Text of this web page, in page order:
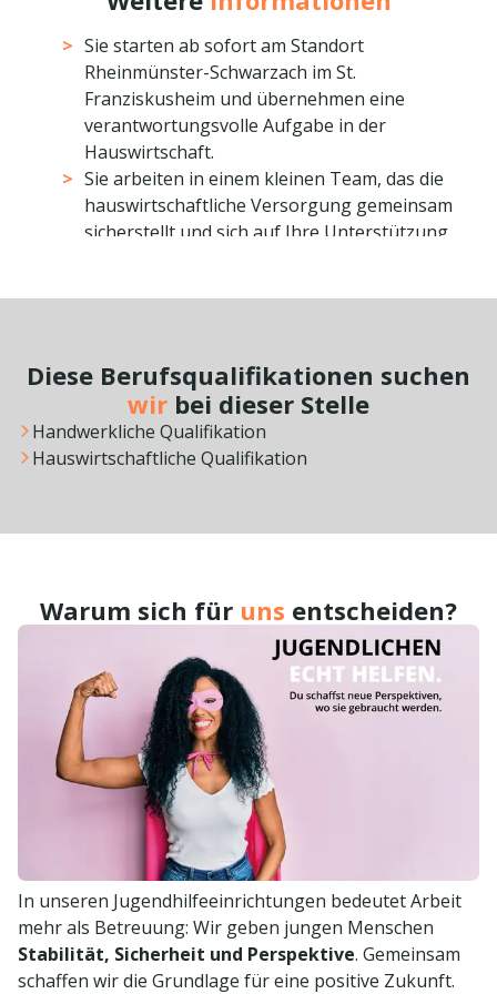
eigenen Tuns zu vermitteln
Sie wollen Junge Menschen mit schwierigen
Lebensbiographien offen und wohlwollend
persönlich sowie fachlich fördernd begleiten
Sie haben Lust auf die Mitarbeit im Team und
im Verbund des Bereiches Berufliche Bildung
Sie starten ab sofort am Standort
Rheinmünster-Schwarzach im St.
Franziskusheim und übernehmen eine
verantwortungsvolle Aufgabe in der
Hauswirtschaft.
Sie arbeiten in einem kleinen Team, das die
hauswirtschaftliche Versorgung gemeinsam
sicherstellt und sich auf Ihre Unterstützung
fachliche Kompetenz und Ihre Erfahrung aktiv
in den Arbeitsalltag ein.
Freuen Sie sich auf ein Arbeitsumfeld, in dem
Verlässlichkeit, Teamarbeit und ein
strukturierter Ablauf eine wichtige Rolle
Qualifikation sinnvoll einzubringen und
mitzugestalten.
Wenn Sie eine Aufgabe suchen, in der Sie
Verantwortung übernehmen und Teil eines
engagierten Teams werden können, freuen wir
uns auf Ihre Bewerbung.
Diese Berufsqualifikationen suchen
wir bei dieser Stelle
Handwerkliche Qualifikation
Hauswirtschaftliche Qualifikation
Warum sich für uns entscheiden?
In unseren Jugendhilfeeinrichtungen bedeutet Arbeit
mehr als Betreuung: Wir geben jungen Menschen
Stabilität, Sicherheit und Perspektive. Gemeinsam
schaffen wir die Grundlage für eine positive Zukunft.